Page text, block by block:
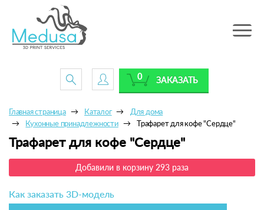
Toggle
ЗАКАЗАТЬ
0
Главная страница Каталог
Для дома
Кухонные принадлежности
Трафарет для кофе "Сердце"
Трафарет для кофе "Сердце"
Добавили в корзину 293 раза
Как заказать 3D-модель